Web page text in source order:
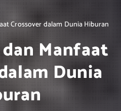
Crossover dalam Dunia Hiburan
Manfaat
Dunia